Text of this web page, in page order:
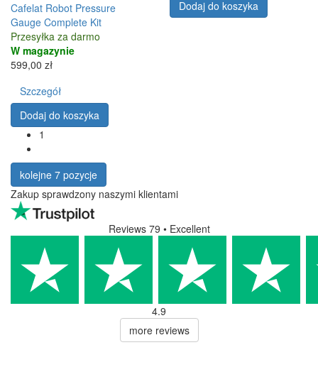
Cafelat Robot Pressure
Gauge Complete Kit
Przesyłka za darmo
W magazynie
599,00 zł
Szczegół
Dodaj do koszyka
Dodaj do koszyka
1
kolejne 7 pozycje
Zakup sprawdzony naszymi klientami
Reviews 79 • Excellent
4.9
more reviews